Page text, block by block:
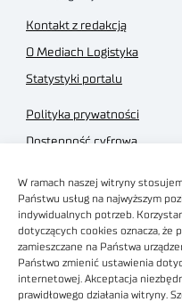
W ramach naszej witryny
Państwu usług na najwyższym
indywidualnych potrzeb.
dotyczących cookies oznacza, że
zamieszczane na Państwa
Państwo zmienić ustawienia
internetowej. Akceptacja
prawidłowego działania witryny.
Kontakt z redakcją
O Mediach Logistyka
Statystyki portalu
Polityka prywatności
Dostępność cyfrowa
Regulamin sklepu
Obrazy stockowe